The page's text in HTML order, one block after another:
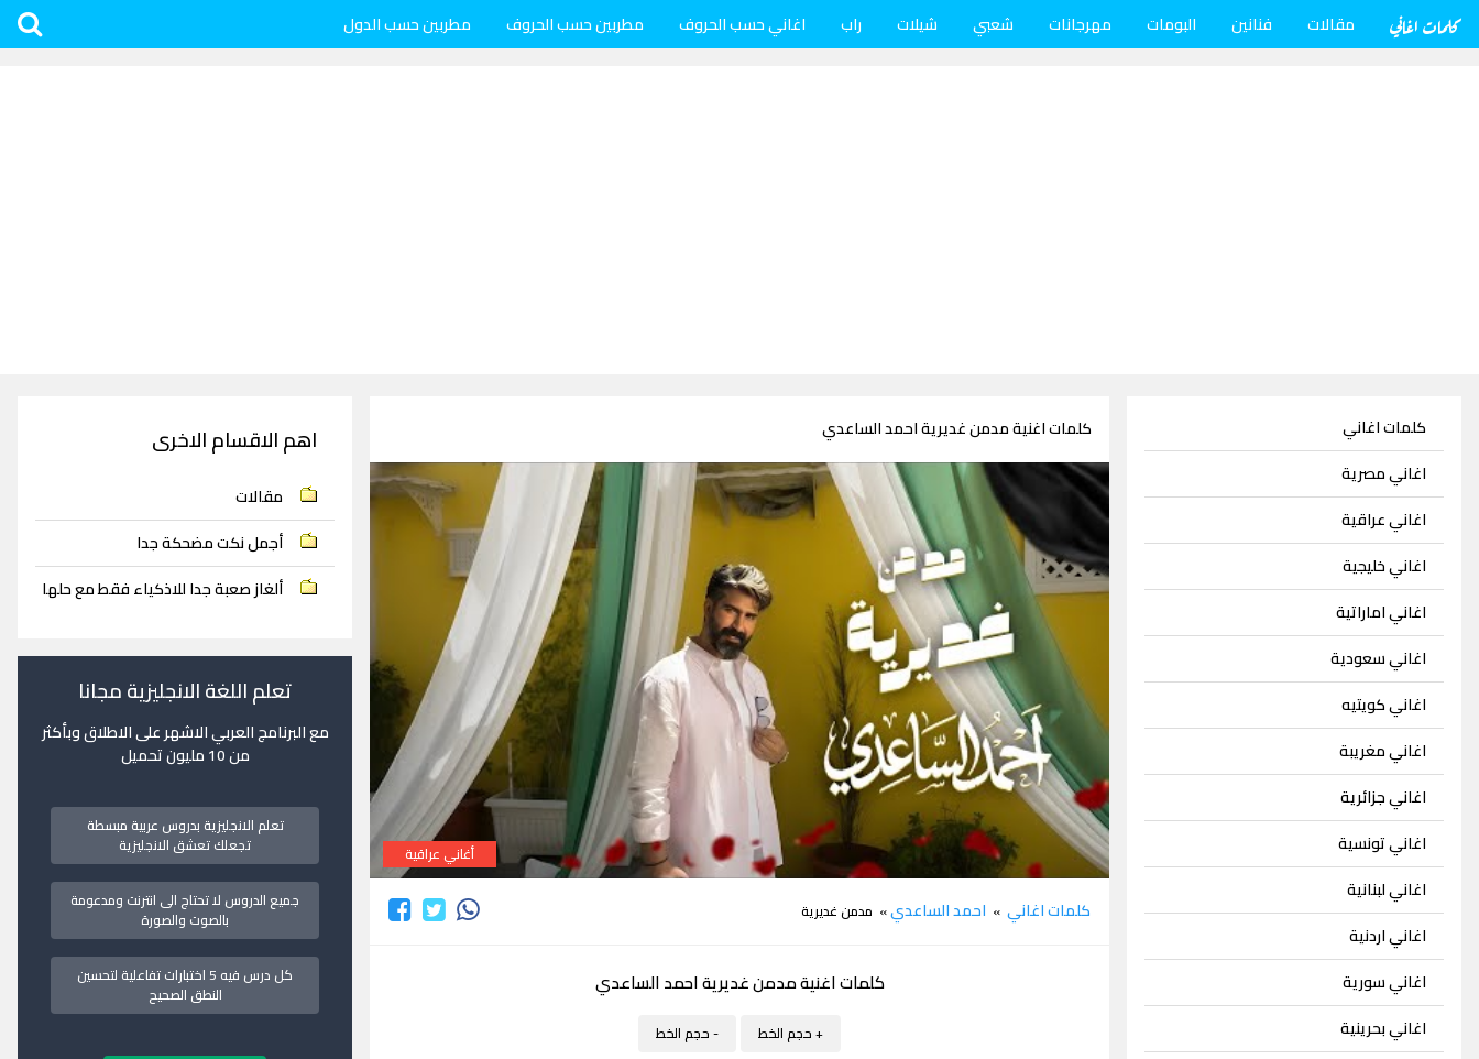
كلمات اغاني مقالات فنانين البومات مهرجانات شعبي شيلات راب اغاني حسب الحروف مطربين حسب الحروف مطربين حسب الدول
كلمات اغاني
اغاني مصرية
اغاني عراقية
اغاني خليجية
اغاني اماراتية
اغاني سعودية
اغاني كويتيه
اغاني مغريبة
اغاني جزائرية
اغاني تونسية
اغاني لبنانية
اغاني اردنية
اغاني سورية
اغاني بحرينية
كلمات اغنية مدمن غديرية احمد الساعدي
أغاني عراقية
كلمات اغاني » احمد الساعدي» مدمن غديرية
كلمات اغنية مدمن غديرية احمد الساعدي
+ حجم الخط - حجم الخط
اهم الاقسام الاخرى
مقالات
أجمل نكت مضحكة جدا
ألغاز صعبة جدا للاذكياء فقط مع حلها
تعلم اللغة الانجليزية مجانا
مع البرنامج العربي الاشهر على الاطلاق وبأكثر
من 10 مليون تحميل
تعلم الانجليزية بدروس عربية مبسطة
تجعلك تعشق الانجليزية
جميع الدروس لا تحتاج الى انترنت ومدعومة
بالصوت والصورة
كل درس فيه 5 اختبارات تفاعلية لتحسين
النطق الصحيح